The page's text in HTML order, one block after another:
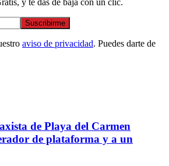
y te das de baja con un clic.
Suscribirme
aviso de privacidad. Puedes darte de
de Playa del Carmen
de plataforma y a un